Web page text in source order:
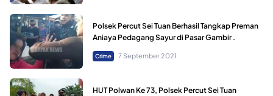
Polsek Percut Sei Tuan Berhasil Tangkap Preman
Aniaya Pedagang Sayur di Pasar Gambir .
Crime 7 September 2021
HUT Polwan Ke 73, Polsek Percut Sei Tuan